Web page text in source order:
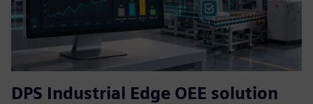
DPS Industrial Edge OEE solution